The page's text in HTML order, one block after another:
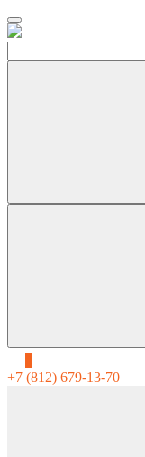
+7 (812) 679-13-70